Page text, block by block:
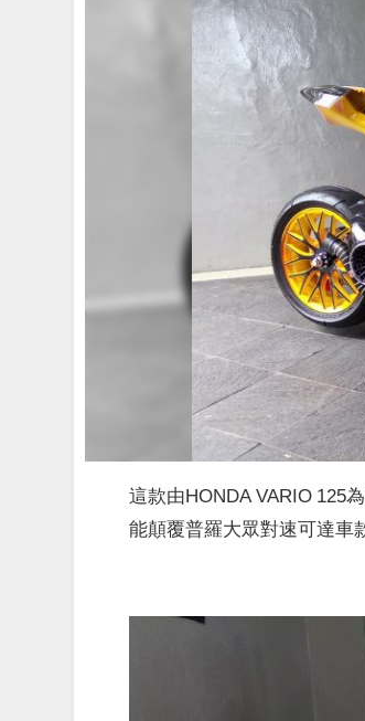
這款由HONDA VARIO 125
能顛覆普羅大眾對速可達車